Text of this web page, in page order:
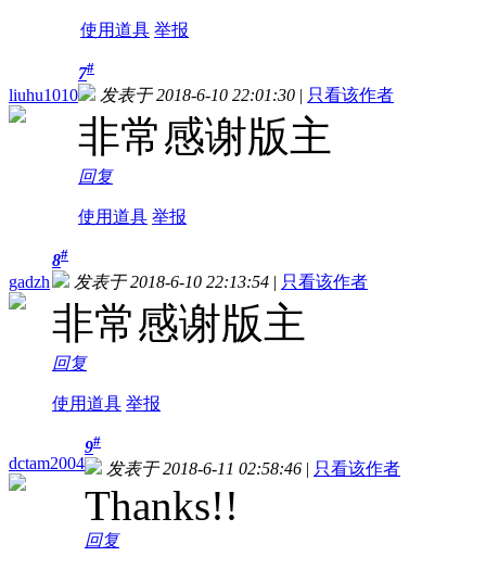
使用道具 举报
liuhu1010
7#
发表于 2018-6-10 22:01:30 | 只看该作者
非常感谢版主
回复
使用道具 举报
gadzh
8#
发表于 2018-6-10 22:13:54 | 只看该作者
非常感谢版主
回复
使用道具 举报
dctam2004
9#
发表于 2018-6-11 02:58:46 | 只看该作者
Thanks!!
回复